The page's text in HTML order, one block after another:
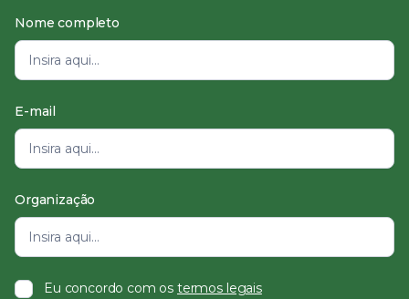
Nome completo
E-mail
Organização
Eu concordo com os termos legais